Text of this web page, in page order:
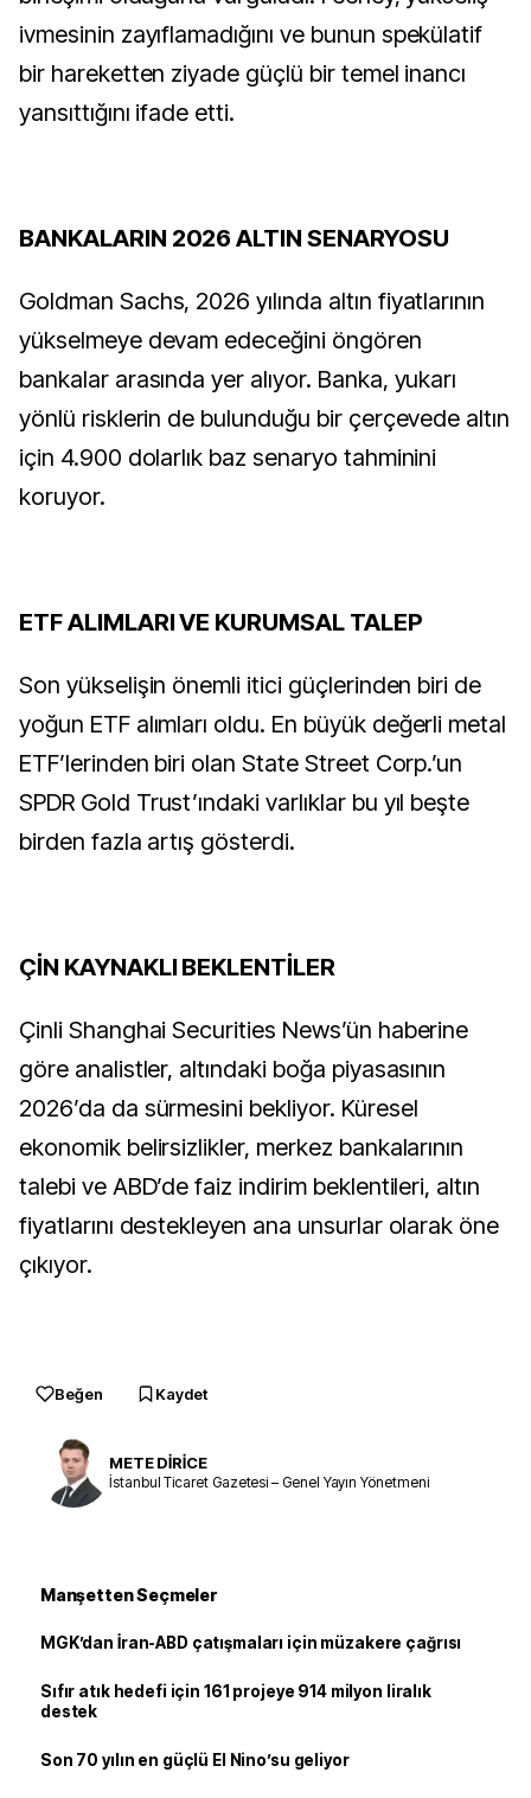
ivmesinin zayıflamadığını ve bunun spekülatif
bir hareketten ziyade güçlü bir temel inancı
yansıttığını ifade etti.
BANKALARIN 2026 ALTIN SENARYOSU
Goldman Sachs, 2026 yılında altın fiyatlarının
yükselmeye devam edeceğini öngören
bankalar arasında yer alıyor. Banka, yukarı
yönlü risklerin de bulunduğu bir çerçevede altın
için 4.900 dolarlık baz senaryo tahminini
koruyor.
ETF ALIMLARI VE KURUMSAL TALEP
Son yükselişin önemli itici güçlerinden biri de
yoğun ETF alımları oldu. En büyük değerli metal
ETF’lerinden biri olan State Street Corp.’un
SPDR Gold Trust’ındaki varlıklar bu yıl beşte
birden fazla artış gösterdi.
ÇİN KAYNAKLI BEKLENTİLER
Çinli Shanghai Securities News’ün haberine
göre analistler, altındaki boğa piyasasının
2026’da da sürmesini bekliyor. Küresel
ekonomik belirsizlikler, merkez bankalarının
talebi ve ABD’de faiz indirim beklentileri, altın
fiyatlarını destekleyen ana unsurlar olarak öne
çıkıyor.
Beğen Kaydet
METE DİRİCE
İstanbul Ticaret Gazetesi – Genel Yayın Yönetmeni
Manşetten Seçmeler
MGK’dan İran-ABD çatışmaları için müzakere çağrısı
Sıfır atık hedefi için 161 projeye 914 milyon liralık
destek
Son 70 yılın en güçlü El Nino’su geliyor